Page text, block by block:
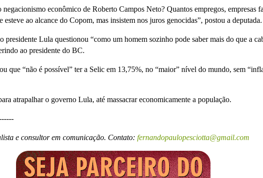
negacionismo econômico de Roberto Campos Neto? Quantos empregos, empresas
esteve ao alcance do Copom, mas insistem nos juros genocidas”, postou a deputada.
presidente Lula questionou “como um homem sozinho pode saber mais do que a
ao presidente do BC.
que “não é possível” ter a Selic em 13,75%, no “maior” nível do mundo, sem
atrapalhar o governo Lula, até massacrar economicamente a população.
e consultor em comunicação. Contato: fernandopaulopesciotta@gmail.com